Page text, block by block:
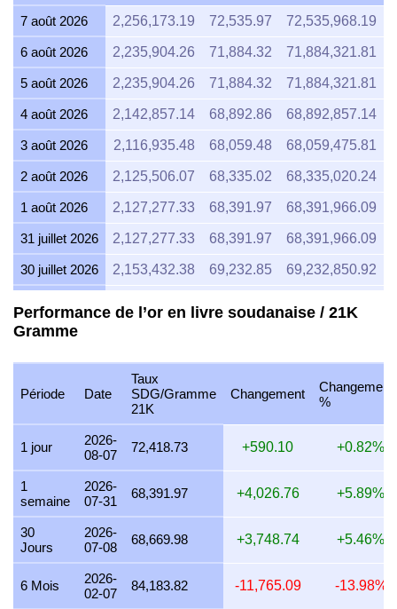
7 août 2026 2,256,173.19 72,535.97 72,535,968.19
6 août 2026 2,235,904.26 71,884.32 71,884,321.81
5 août 2026 2,235,904.26 71,884.32 71,884,321.81
4 août 2026 2,142,857.14 68,892.86 68,892,857.14
3 août 2026 2,116,935.48 68,059.48 68,059,475.81
2 août 2026 2,125,506.07 68,335.02 68,335,020.24
1 août 2026 2,127,277.33 68,391.97 68,391,966.09
31 juillet 2026 2,127,277.33 68,391.97 68,391,966.09
30 juillet 2026 2,153,432.38 69,232.85 69,232,850.92
28 juillet 2026
27 juillet 2026 2,144,642.86 68,950.27 68,950,267.86
26 juillet 2026 2,127,277.33 68,391.97 68,391,966.09
25 juillet 2026 2,127,277.33 68,391.97 68,391,966.09
24 juillet 2026 2,135,924.80 68,669.98 68,669,982.22
23 juillet 2026 2,127,277.33 68,391.97 68,391,966.09
22 juillet 2026 2,180,238.59 70,094.67
21 juillet 2026 2,135,924.80 68,669.98 68,669,982.22
20 juillet 2026 2,101,750.00 67,571.26 67,571,262.50
Performance de l’or en livre soudanaise / 21K
Gramme
Période Date
Taux
SDG/Gramme
21K
Changement
Changement
%
1 jour
2026-
08-07
72,418.73 +590.10 +0.82%
1
semaine
2026-
07-31
68,391.97 +4,026.76 +5.89%
30
Jours
2026-
07-08
68,669.98 +3,748.74 +5.46%
6 Mois
2026-
02-07
84,183.82 -11,765.09 -13.98%